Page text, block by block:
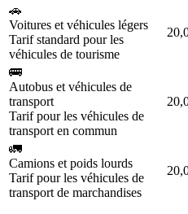
🚗
Voitures et véhicules légers
Tarif standard pour les
véhicules de tourisme
🚌
Autobus et véhicules de
transport
Tarif pour les véhicules de
transport en commun
🚛
Camions et poids lourds
Tarif pour les véhicules de
transport de marchandises